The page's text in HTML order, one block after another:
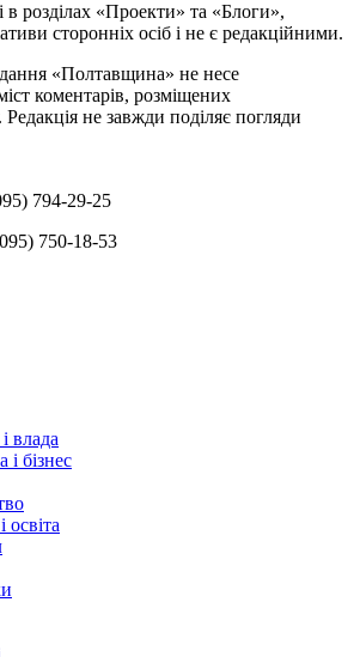
в розділах «Проекти» та «Блоги»,
сторонніх осіб і не є редакційними.
«Полтавщина» не несе
коментарів, розміщених
не завжди поділяє погляди
794-29-25
750-18-53
влада
і бізнес
освіта